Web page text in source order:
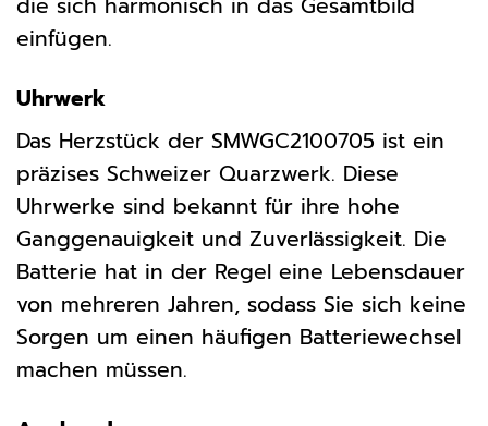
einfügen.
Uhrwerk
Das Herzstück der SMWGC2100705 ist ein
präzises Schweizer Quarzwerk. Diese
Uhrwerke sind bekannt für ihre hohe
Ganggenauigkeit und Zuverlässigkeit. Die
Batterie hat in der Regel eine Lebensdauer
von mehreren Jahren, sodass Sie sich keine
Sorgen um einen häufigen Batteriewechsel
machen müssen.